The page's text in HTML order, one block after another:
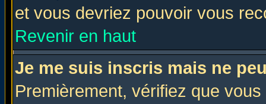
et vous devriez pouvoir vous
Revenir en haut
Je me suis inscris mais ne
Premièrement, vérifiez que